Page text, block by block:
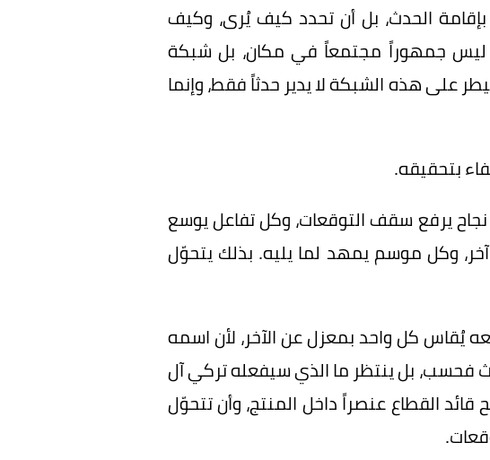
الحدث، بل أن تحدد كيف يُرى، وكيف
ليس جمهوراً مجتمعاً في مكان، بل شبكة
على هذه الشبكة لا يدير حدثاً فقط، وإنما
بتحقيقه.
نجاح يرفع سقف التوقعات، وكل تفاعل يوسع
وكل موسم يمهد لما يليه. بذلك يتحوّل
يُقاس كل واحد بمعزل عن الآخر، لأن اسمه
فحسب، بل ينتظر ما الذي سيفعله تركي آل
القطاع عنصراً داخل المنتج، وأن تتحوّل